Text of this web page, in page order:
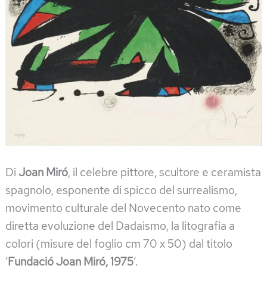
Di Joan Miró, il celebre pittore, scultore e ceramista
spagnolo, esponente di spicco del surrealismo,
movimento culturale del Novecento nato come
diretta evoluzione del Dadaismo, la litografia a
colori (misure del foglio cm 70 x 50) dal titolo
‘Fundació Joan Miró, 1975‘.